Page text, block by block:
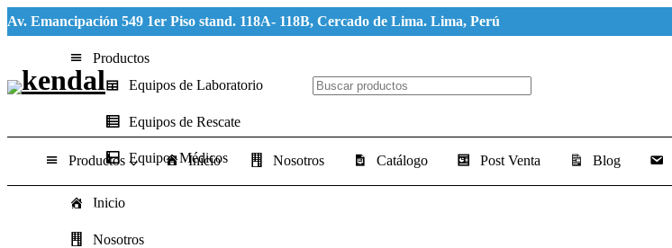
Productos
Equipos de Laboratorio
Equipos de Rescate
Equipos Médicos
Inicio
Nosotros
Av. Emancipación 549 1er Piso stand. 118A- 118B, Cercado de Lima. Lima, Perú
Productos Inicio Nosotros Catálogo Post Venta Blog
Portfolios